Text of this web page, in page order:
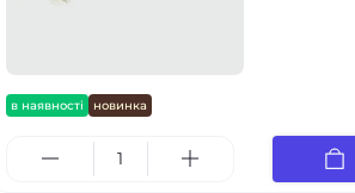
в наявності новинка